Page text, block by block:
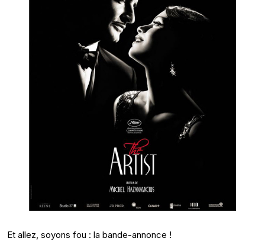
Et allez, soyons fou : la bande-annonce !